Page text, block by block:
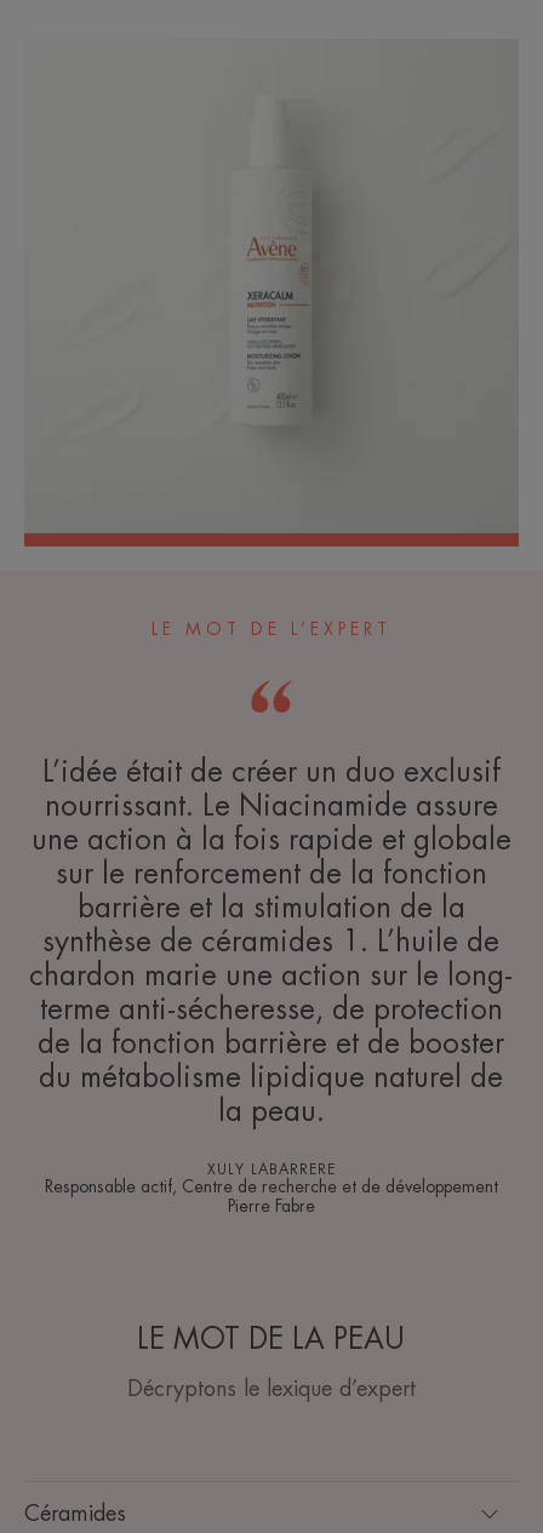
LE MOT DE L’EXPERT
L’idée était de créer un duo exclusif
nourrissant. Le Niacinamide assure
une action à la fois rapide et globale
sur le renforcement de la fonction
barrière et la stimulation de la
synthèse de céramides 1. L’huile de
chardon marie une action sur le long-
terme anti-sécheresse, de protection
de la fonction barrière et de booster
du métabolisme lipidique naturel de
la peau.
XULY LABARRERE
Responsable actif, Centre de recherche et de développement
Pierre Fabre
LE MOT DE LA PEAU
Décryptons le lexique d’expert
Céramides